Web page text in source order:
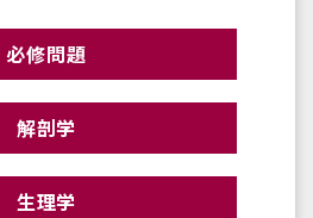
必修問題
解剖学
生理学